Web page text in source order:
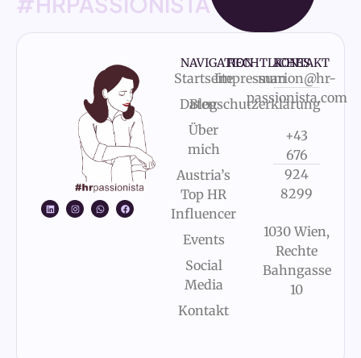
NAVIGATION
Startseite
Blog
Über
mich
Austria’s
Top HR
Influencer
Events
Social
Media
Kontakt
RECHTLICHES
Impressum
Datenschutzerklärung
KONTAKT
marion@hr-
passionista.com
+43
676
924
8299
1030 Wien,
Rechte
Bahngasse
10